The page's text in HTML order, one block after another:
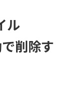
ル
削除す